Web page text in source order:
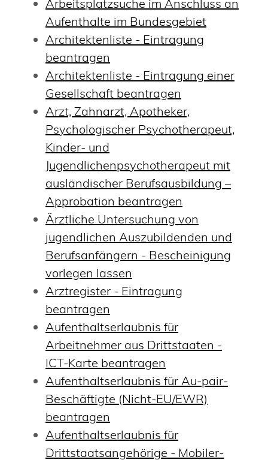
Arbeitsplatzsuche im Anschluss an
Aufenthalte im Bundesgebiet
Architektenliste - Eintragung
beantragen
Architektenliste - Eintragung einer
Gesellschaft beantragen
Arzt, Zahnarzt, Apotheker,
Psychologischer Psychotherapeut,
Kinder- und
Jugendlichenpsychotherapeut mit
ausländischer Berufsausbildung –
Approbation beantragen
Ärztliche Untersuchung von
jugendlichen Auszubildenden und
Berufsanfängern - Bescheinigung
vorlegen lassen
Arztregister - Eintragung
beantragen
Aufenthaltserlaubnis für
Arbeitnehmer aus Drittstaaten -
ICT-Karte beantragen
Aufenthaltserlaubnis für Au-pair-
Beschäftigte (Nicht-EU/EWR)
beantragen
Aufenthaltserlaubnis für
Drittstaatsangehörige - Mobiler-